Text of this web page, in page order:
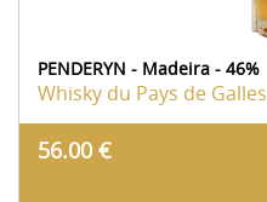
PENDERYN - Madeira - 46%
Whisky du Pays de Galles
56.00 €